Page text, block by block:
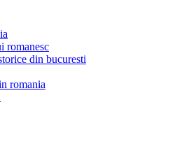
romanesc
din bucuresti
romania